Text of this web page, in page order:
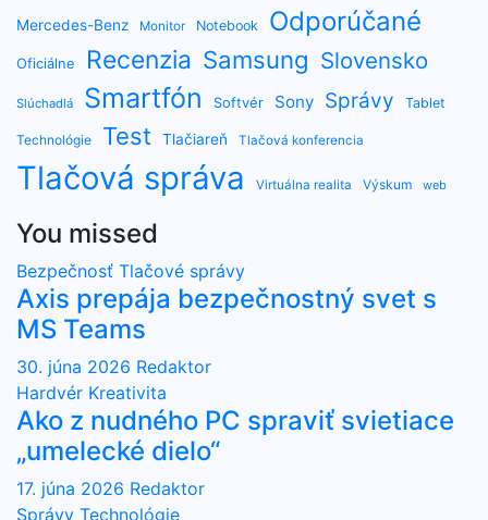
Mercedes-Benz Monitor Notebook Odporúčané
Oficiálne Recenzia Samsung Slovensko
Slúchadlá Smartfón Softvér Sony Správy Tablet
Technológie Test Tlačiareň Tlačová konferencia
Tlačová správa Virtuálna realita Výskum web
You missed
Bezpečnosť Tlačové správy
Axis prepája bezpečnostný svet s
MS Teams
30. júna 2026 Redaktor
Hardvér Kreativita
Ako z nudného PC spraviť svietiace
„umelecké dielo“
17. júna 2026 Redaktor
Správy Technológie